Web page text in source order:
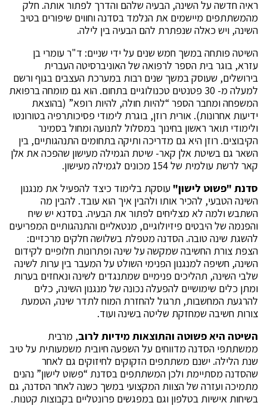
ראיה חדשה על השינה, הבעיה שלהם והדרך לפתור אותה. חלק
מהמשתתפים מיישמים את הנלמד בסדנה וחווים שיפורים בטיב
השינה, ויש כאלה שנפתרת להם הבעיה בין לילה.
השיטה פותחה במשך חמש שנים על ידי שניים: ד"ר עומרי בן
עזרא, בוגר בית הספר לרפואה של האוניברסיטה העברית
בירושלים, שעוסק במשך שנים רבות במערכת העצבים בגוף ורשם
למעלה מ- 30 פטנטים טכנולוגיים בתחום. הוא גם מומחה ברפואת
המשפחה ומחבר הספר “להיות חולה, להיות רופא” (בהוצאת
ידיעות אחרונות). אורית רוזן, בוגרת לימודי פסיכותרפיה בטורונטו
ולימודי תואר ראשון בחינוך במסלול לתנועה ומחול בסמינר
הקיבוצים. רוזן היא גם מדריכה ותיקה בתחומים התנהגותיים, בין
השאר גם בשיטת אלן קאר- שיטת הגמילה מעישון שהפכה את אלן
קאר לרשת עולמית של 154 מכונים לגמילה מעישון.
סדנת "פשוט לישון" עוסקת בלימוד כיצד להפעיל את מנגנון
השינה הטבעי, להכיר אותו ולהבין איך הוא עובד. להבין מה
השתבש ולמה לא מצליחים לפתור את הבעיה. בסדנא יש שיח
והפנמה של היבטים פיזיולוגיים, מנטאליים והתנהגותיים המפריעים
להשגת שינה טובה. הסדנה מטפלת בשלושה חלקים מרכזיים:
הצפת צורת החשיבה שמקשה על שינה ופתרונות חלופיים לקידום
השינה, חשיפה למנגנון הפנימי השולט על המעבר בין ערות לשינה
שלבי השינה, תהליכים פנימיים שמתנגדים לשינה ונאחזים בערות
ומתן כלים שימושיים להפעלה נכונה של מנגנון השינה, כלים
להרגעת המחשבות, תרגול להחזרת המוח לתדר שינה, הטמעת
צורות חשיבה שמחזקת שליטה בשינה ועוד.
השיטה היא פשוטה והתוצאות מידיות לרוב, מרבית
ממשתתפי הסדנה מדווחים על השפעה חיובית משמעותית על טיב
שנת הלילה. ישנם משתתפים הזקוקים לחיזוקים גם לאחר
שהסדנה מסתיימת ולכן המשתתפים בסדנת “פשוט לישון” נהנים
מתמיכה ועזרה של הצוות המקצועי במשך כשנה לאחר הסדנה, גם
בשיחות אישיות בטלפון וגם במפגשים פרונטליים בקבוצות קטנות.